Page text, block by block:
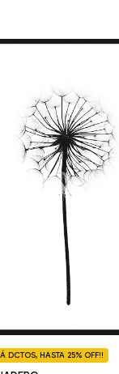
DCTOS, HASTA 25% OFF!!